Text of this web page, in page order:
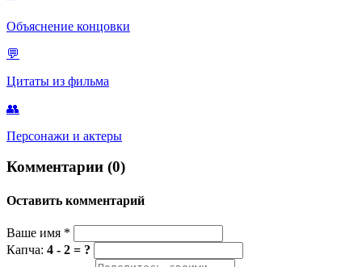
Объяснение концовки
💬
Цитаты из фильма
👥
Персонажи и актеры
Комментарии (0)
Оставить комментарий
Ваше имя *
Капча: 4 - 2 = ?